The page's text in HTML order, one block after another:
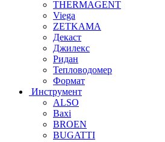
THERMAGENT
Viega
ZETKAMA
Декаст
Джилекс
Ридан
Тепловодомер
Формат
Инструмент
ALSO
Baxi
BROEN
BUGATTI